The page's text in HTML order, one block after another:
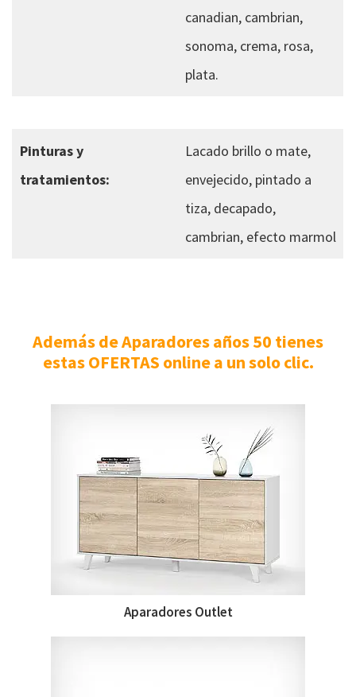
canadian, cambrian,
sonoma, crema, rosa,
plata.
Pinturas y
tratamientos:
Lacado brillo o mate,
envejecido, pintado a
tiza, decapado,
cambrian, efecto marmol
Además de Aparadores años 50 tienes
estas OFERTAS online a un solo clic.
Aparadores Outlet